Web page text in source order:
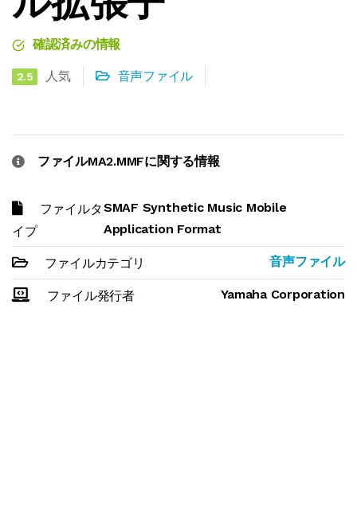
確認済みの情報
2.5 人気 音声ファイル
ファイルMA2.MMFに関する情報
ファイルタ
イプ
SMAF Synthetic Music Mobile
Application Format
ファイルカテゴリ 音声ファイル
ファイル発行者 Yamaha Corporation